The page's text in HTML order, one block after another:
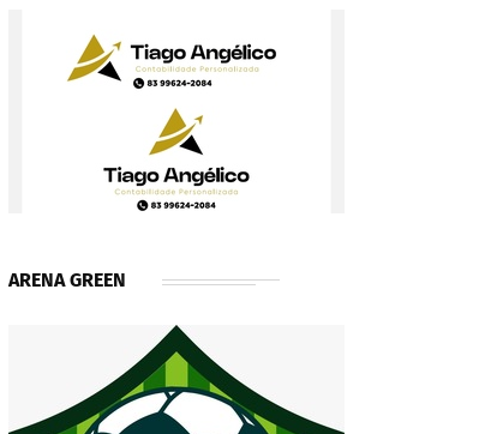
ARENA GREEN